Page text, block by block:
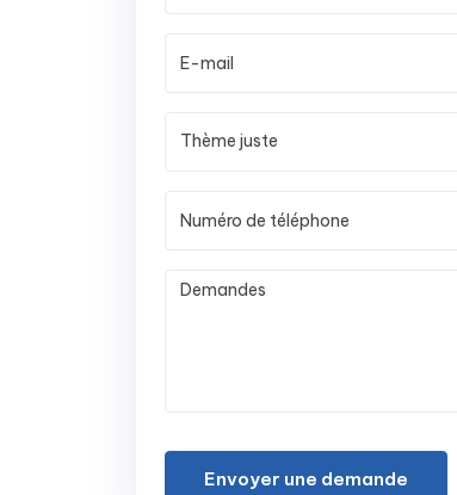
Envoyer une demande